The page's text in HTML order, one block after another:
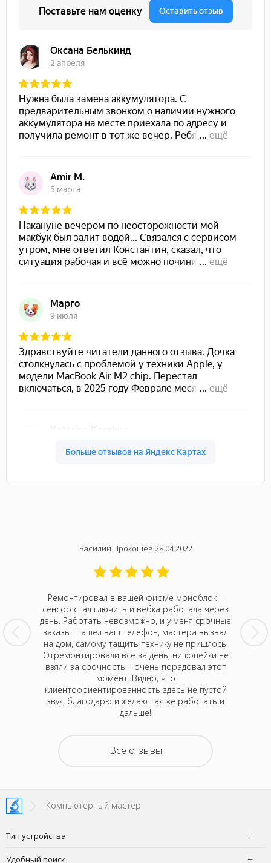
при
Василий Прокошев 28.04.2022
Ремонтировал в вашей фирме моноблок –
сенсор стал глючить и вебка работала через
день. Работать невозможно, и у меня срочные
заказы. Нашел ваш телефон, мастера вызвал
на дом, самому тащить технику не пришлось.
Отремонтировали все за день, ни копейки не
взяли за срочность – очень порадовал этот
момент. Видно, что
клиентоориентированность здесь не пустой
звук, благодарю и желаю так же работать и
дальше!
Все отзывы
Компьютерный мастер
Тип устройства
Удобный поиск